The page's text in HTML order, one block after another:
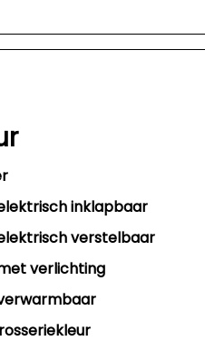
inklapbaar
verstelbaar
verlichting